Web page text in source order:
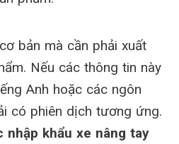
bản mà cần phải xuất
Nếu các thông tin này
Anh hoặc các ngôn
có phiên dịch tương ứng.
nhập khẩu xe nâng tay